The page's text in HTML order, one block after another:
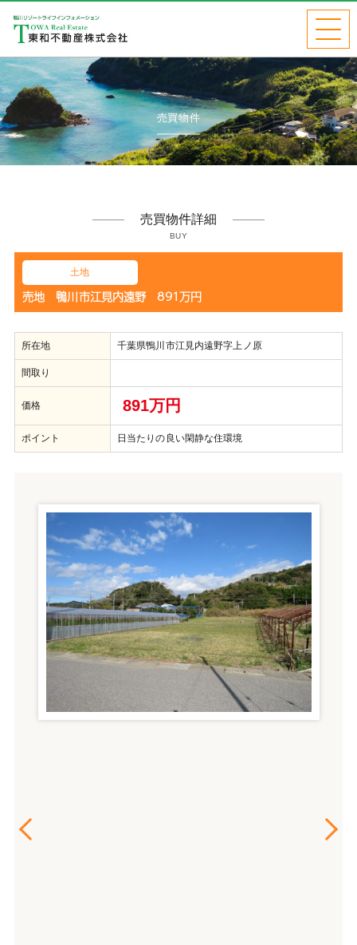
売買物件
売買物件詳細
BUY
土地
売地 鴨川市江見内遠野 891万円
所在地 千葉県鴨川市江見内遠野字上ノ原
間取り
価格 891万円
ポイント 日当たりの良い閑静な住環境